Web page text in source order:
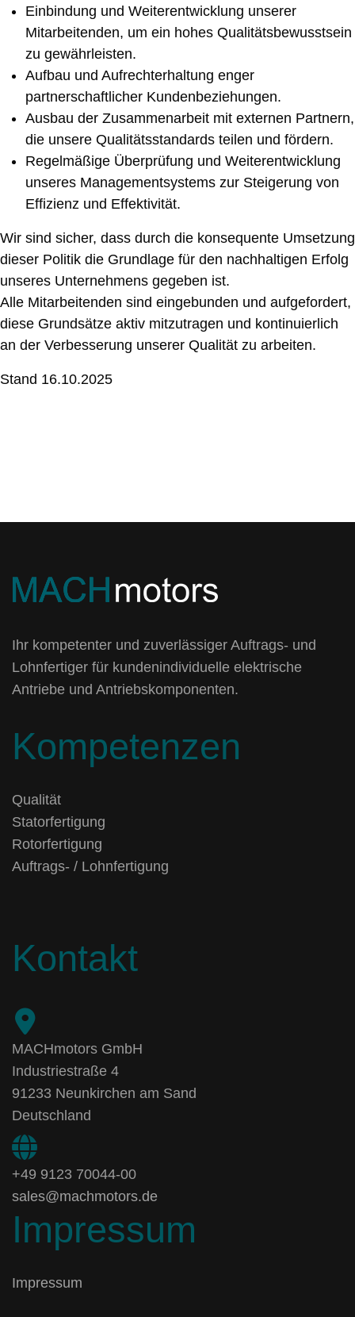
Einbindung und Weiterentwicklung unserer
Mitarbeitenden, um ein hohes Qualitätsbewusstsein
zu gewährleisten.
Aufbau und Aufrechterhaltung enger
partnerschaftlicher Kundenbeziehungen.
Ausbau der Zusammenarbeit mit externen Partnern,
die unsere Qualitätsstandards teilen und fördern.
Regelmäßige Überprüfung und Weiterentwicklung
unseres Managementsystems zur Steigerung von
Effizienz und Effektivität.
Wir sind sicher, dass durch die konsequente Umsetzung
dieser Politik die Grundlage für den nachhaltigen Erfolg
unseres Unternehmens gegeben ist.
Alle Mitarbeitenden sind eingebunden und aufgefordert,
diese Grundsätze aktiv mitzutragen und kontinuierlich
an der Verbesserung unserer Qualität zu arbeiten.
Stand 16.10.2025
Ihr kompetenter und zuverlässiger Auftrags- und
Lohnfertiger für kundenindividuelle elektrische
Antriebe und Antriebskomponenten.
Kompetenzen
Qualität
Statorfertigung
Rotorfertigung
Auftrags- / Lohnfertigung
Kontakt
MACHmotors GmbH
Industriestraße 4
91233 Neunkirchen am Sand
Deutschland
+49 9123 70044-00
sales@machmotors.de
Impressum
Impressum